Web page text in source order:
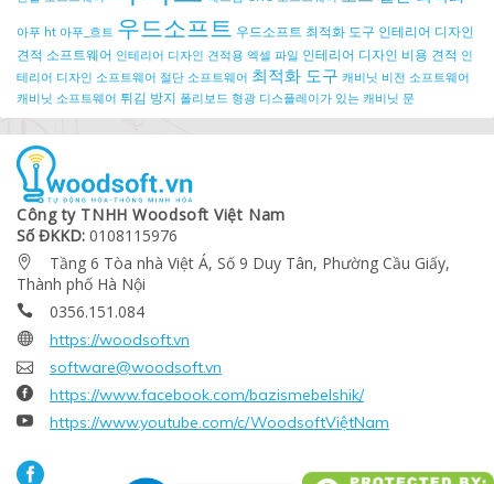
아푸 ht 아푸_흐트 우드소프트 우드소프트 최적화 도구 인테리어 디자인
견적 소프트웨어 인테리어 디자인 견적용 엑셀 파일 인테리어 디자인 비용 견적 인
테리어 디자인 소프트웨어 절단 소프트웨어 최적화 도구 캐비닛 비전 소프트웨어
캐비닛 소프트웨어 튀김 방지 폴리보드 형광 디스플레이가 있는 캐비닛 문
Công ty TNHH Woodsoft Việt Nam
Số ĐKKD: 0108115976

Tầng 6 Tòa nhà Việt Á, Số 9 Duy Tân, Phường Cầu Giấy,
Thành phố Hà Nội
 0356.151.084
 https://woodsoft.vn
 software@woodsoft.vn
 https://www.facebook.com/bazismebelshik/
 https://www.youtube.com/c/WoodsoftViệtNam
